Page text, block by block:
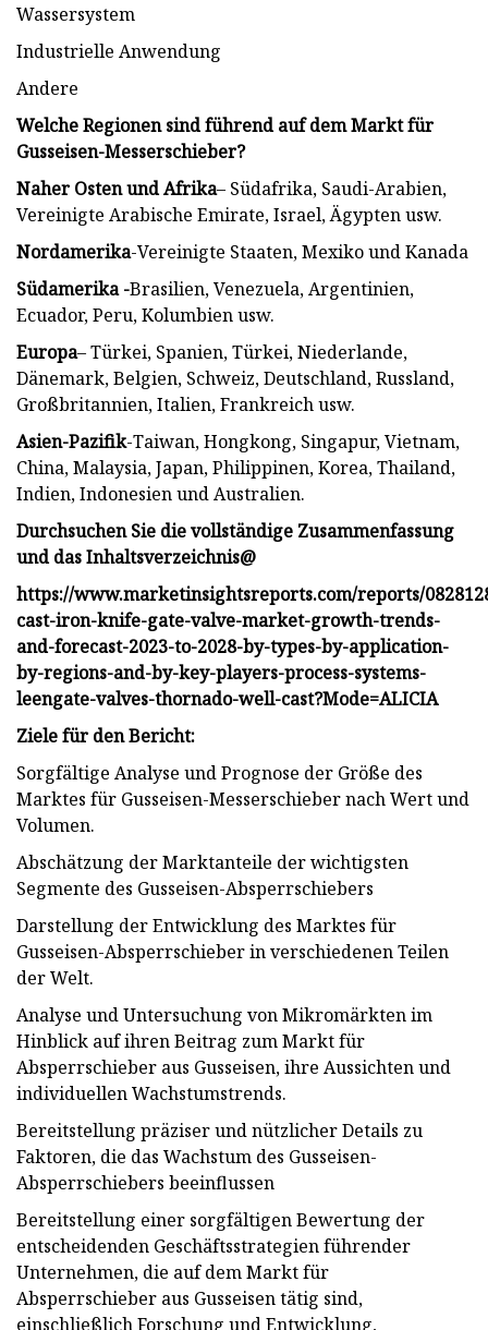
Wassersystem
Industrielle Anwendung
Andere
Welche Regionen sind führend auf dem Markt für
Gusseisen-Messerschieber?
Naher Osten und Afrika– Südafrika, Saudi-Arabien,
Vereinigte Arabische Emirate, Israel, Ägypten usw.
Nordamerika-Vereinigte Staaten, Mexiko und Kanada
Südamerika -Brasilien, Venezuela, Argentinien,
Ecuador, Peru, Kolumbien usw.
Europa– Türkei, Spanien, Türkei, Niederlande,
Dänemark, Belgien, Schweiz, Deutschland, Russland,
Großbritannien, Italien, Frankreich usw.
Asien-Pazifik-Taiwan, Hongkong, Singapur, Vietnam,
China, Malaysia, Japan, Philippinen, Korea, Thailand,
Indien, Indonesien und Australien.
Durchsuchen Sie die vollständige Zusammenfassung
und das Inhaltsverzeichnis@
https://www.marketinsightsreports.com/reports/
cast-iron-knife-gate-valve-market-growth-trends-
and-forecast-2023-to-2028-by-types-by-application-
by-regions-and-by-key-players-process-systems-
leengate-valves-thornado-well-cast?Mode=ALICIA
Ziele für den Bericht:
Sorgfältige Analyse und Prognose der Größe des
Marktes für Gusseisen-Messerschieber nach Wert und
Volumen.
Abschätzung der Marktanteile der wichtigsten
Segmente des Gusseisen-Absperrschiebers
Darstellung der Entwicklung des Marktes für
Gusseisen-Absperrschieber in verschiedenen Teilen
der Welt.
Analyse und Untersuchung von Mikromärkten im
Hinblick auf ihren Beitrag zum Markt für
Absperrschieber aus Gusseisen, ihre Aussichten und
individuellen Wachstumstrends.
Bereitstellung präziser und nützlicher Details zu
Faktoren, die das Wachstum des Gusseisen-
Absperrschiebers beeinflussen
Bereitstellung einer sorgfältigen Bewertung der
entscheidenden Geschäftsstrategien führender
Unternehmen, die auf dem Markt für
Absperrschieber aus Gusseisen tätig sind,
einschließlich Forschung und Entwicklung,